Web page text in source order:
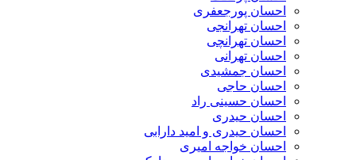
احسان پورجعفری
احسان تهرانجی
احسان تهرانچی
احسان تهرانی
احسان جمشیدی
احسان حاجی
احسان حسینی راد
احسان حیدری
احسان حیدری و امید دارابی
احسان خواجه امیری